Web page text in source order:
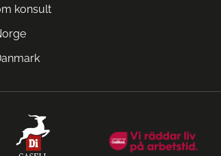
konsult